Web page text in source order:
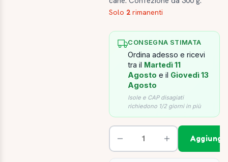
Solo 2 rimanenti
CONSEGNA STIMATA
Ordina adesso e ricevi
tra il Martedì 11
Agosto e il Giovedì 13
Agosto
Isole e CAP disagiati
richiedono 1/2 giorni in più